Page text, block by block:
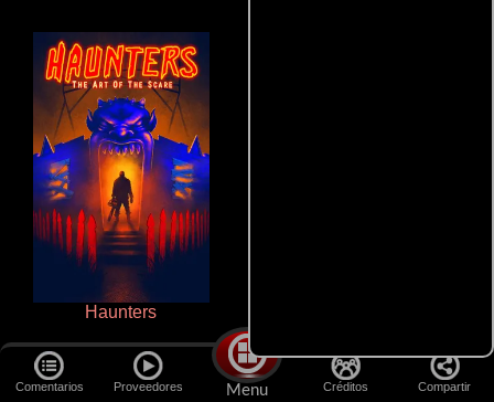
Comentarios Proveedores Menu Créditos Compartir
Haunters